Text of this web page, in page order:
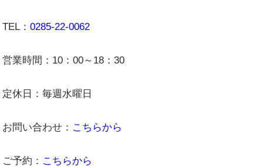
TEL：0285-22-0062
営業時間：10：00～18：30
定休日：毎週水曜日
お問い合わせ： こちらから
ご予約： こちらから